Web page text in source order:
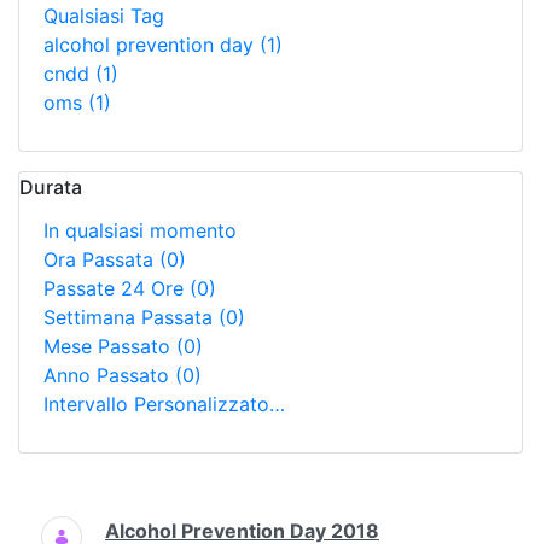
Qualsiasi Tag
alcohol prevention day (1)
cndd (1)
oms (1)
Durata
In qualsiasi momento
Ora Passata (0)
Passate 24 Ore (0)
Settimana Passata (0)
Mese Passato (0)
Anno Passato (0)
Intervallo Personalizzato…
Ricerca
Alcohol Prevention Day 2018